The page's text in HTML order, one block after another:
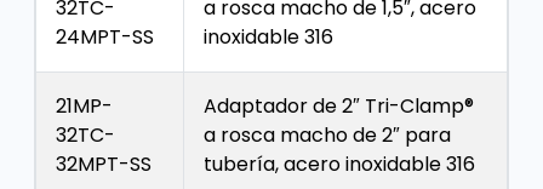
32TC-
24MPT-SS
a rosca macho de 1,5″, acero
inoxidable 316
21MP-
32TC-
32MPT-SS
Adaptador de 2″ Tri-Clamp®
a rosca macho de 2″ para
tubería, acero inoxidable 316